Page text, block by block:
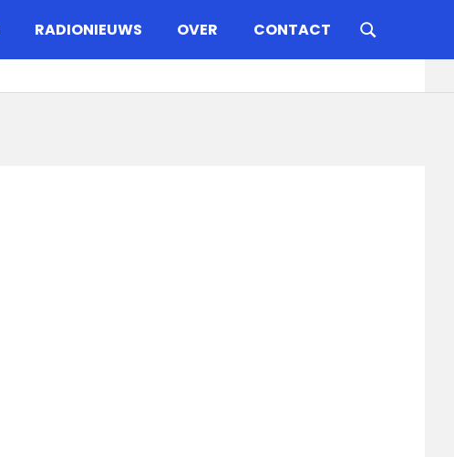
RADIONIEUWS OVER CONTACT